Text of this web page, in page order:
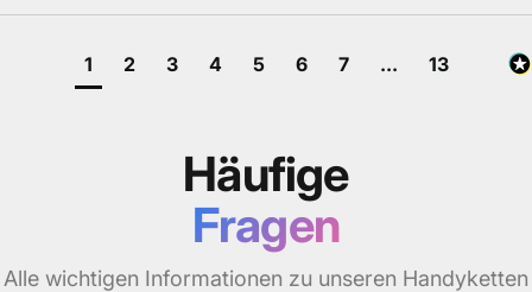
1 2 3 4 5 6 7 ... 13
Häufige
Fragen
Alle wichtigen Informationen zu unseren Handyketten